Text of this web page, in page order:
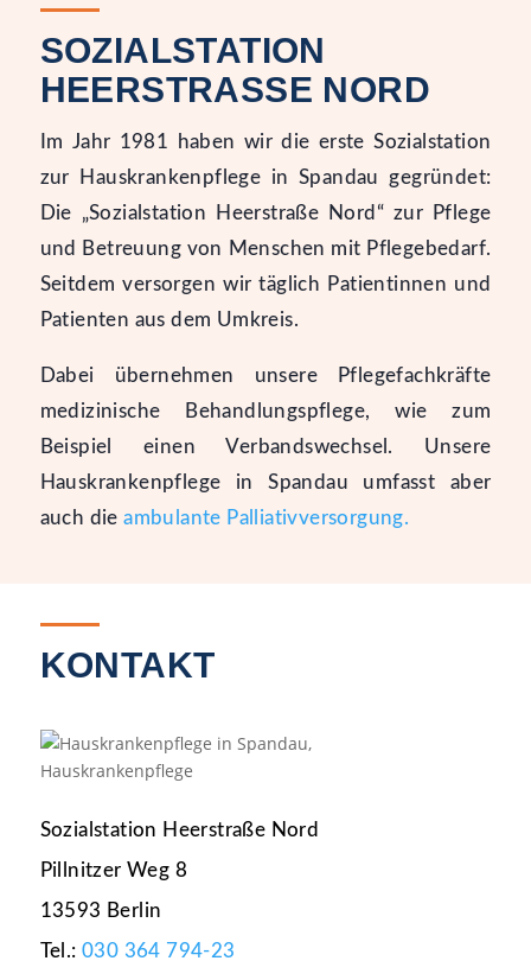
SOZIALSTATION
HEERSTRASSE NORD
Im Jahr 1981 haben wir die erste Sozialstation
zur Hauskrankenpflege in Spandau gegründet:
Die „Sozialstation Heerstraße Nord“ zur Pflege
und Betreuung von Menschen mit Pflegebedarf.
Seitdem versorgen wir täglich Patientinnen und
Patienten aus dem Umkreis.
Dabei übernehmen unsere Pflegefachkräfte
medizinische Behandlungspflege, wie zum
Beispiel einen Verbandswechsel. Unsere
Hauskrankenpflege in Spandau umfasst aber
auch dieambulante Palliativversorgung.
KONTAKT
Sozialstation Heerstraße Nord
Pillnitzer Weg 8
13593 Berlin
Tel.: 030 364 794-23